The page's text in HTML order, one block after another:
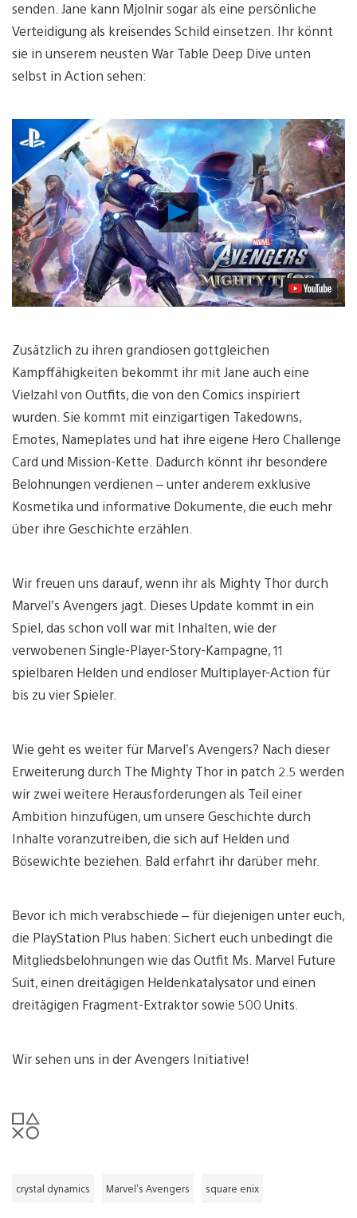
senden. Jane kann Mjolnir sogar als eine persönliche
Verteidigung als kreisendes Schild einsetzen. Ihr könnt
sie in unserem neusten War Table Deep Dive unten
selbst in Action sehen:
Video
abspielen
Zusätzlich zu ihren grandiosen gottgleichen
Kampffähigkeiten bekommt ihr mit Jane auch eine
Vielzahl von Outfits, die von den Comics inspiriert
wurden. Sie kommt mit einzigartigen Takedowns,
Emotes, Nameplates und hat ihre eigene Hero Challenge
Card und Mission-Kette. Dadurch könnt ihr besondere
Belohnungen verdienen – unter anderem exklusive
Kosmetika und informative Dokumente, die euch mehr
über ihre Geschichte erzählen.
Wir freuen uns darauf, wenn ihr als Mighty Thor durch
Marvel’s Avengers jagt. Dieses Update kommt in ein
Spiel, das schon voll war mit Inhalten, wie der
verwobenen Single-Player-Story-Kampagne, 11
spielbaren Helden und endloser Multiplayer-Action für
bis zu vier Spieler.
Wie geht es weiter für Marvel’s Avengers? Nach dieser
Erweiterung durch The Mighty Thor in patch 2.5 werden
wir zwei weitere Herausforderungen als Teil einer
Ambition hinzufügen, um unsere Geschichte durch
Inhalte voranzutreiben, die sich auf Helden und
Bösewichte beziehen. Bald erfahrt ihr darüber mehr.
Bevor ich mich verabschiede – für diejenigen unter euch,
die PlayStation Plus haben: Sichert euch unbedingt die
Mitgliedsbelohnungen wie das Outfit Ms. Marvel Future
Suit, einen dreitägigen Heldenkatalysator und einen
dreitägigen Fragment-Extraktor sowie 500 Units.
Wir sehen uns in der Avengers Initiative!
crystal dynamics Marvel's Avengers square enix